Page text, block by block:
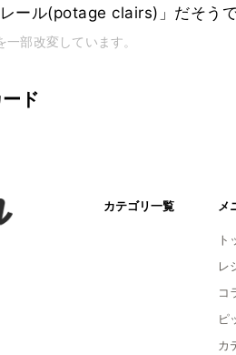
ール(potage clairs)」だそうで
部改変しています。
ド
カテゴリ一覧 メ
ト
レ
コ
ピ
カ